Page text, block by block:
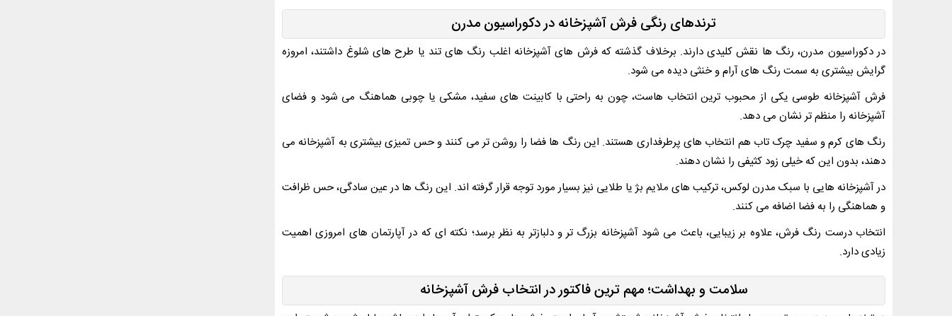
ترندهای رنگی فرش آشپزخانه در دکوراسیون مدرن
در دکوراسیون مدرن، رنگ ها نقش کلیدی دارند. برخلاف گذشته که فرش های آشپزخانه اغلب رنگ های تند یا طرح های شلوغ داشتند، امروزه
گرایش بیشتری به سمت رنگ های آرام و خنثی دیده می شود.
فرش آشپزخانه طوسی یکی از محبوب ترین انتخاب هاست، چون به راحتی با کابینت های سفید، مشکی یا چوبی هماهنگ می شود و فضای
آشپزخانه را منظم تر نشان می دهد.
رنگ های کرم و سفید چرک تاب هم انتخاب های پرطرفداری هستند. این رنگ ها فضا را روشن تر می کنند و حس تمیزی بیشتری به آشپزخانه می
دهند، بدون این که خیلی زود کثیفی را نشان دهند.
در آشپزخانه هایی با سبک مدرن لوکس، ترکیب های ملایم بژ یا طلایی نیز بسیار مورد توجه قرار گرفته اند. این رنگ ها در عین سادگی، حس ظرافت
و هماهنگی را به فضا اضافه می کنند.
انتخاب درست رنگ فرش، علاوه بر زیبایی، باعث می شود آشپزخانه بزرگ تر و دلبازتر به نظر برسد؛ نکته ای که در آپارتمان های امروزی اهمیت
زیادی دارد.
سلامت و بهداشت؛ مهم ترین فاکتور در انتخاب فرش آشپزخانه